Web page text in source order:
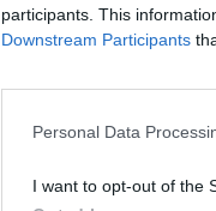
participants. This
Downstream Participants
Personal Data
I want to opt-out of the